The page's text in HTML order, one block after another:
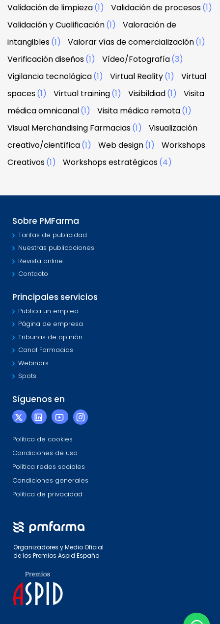
Validación de limpieza(1) Validación de procesos(1)
Validación y Cualificación(1)
Valoración de
intangibles(1) Valorar vías de comercialización(1)
Verificación diseños(1) Vídeo/Fotografía(3)
Vigilancia tecnológica(1) Virtual Reality(1)
Virtual
spaces(1) Virtual training(1) Visibildiad(1)
Visita
médica omnicanal(1) Visita médica remota(1)
Visual Merchandising Farmacias(1)
Visualización
creativo/científica(1) Web design(1)
Workshops
Creativos(1) Workshops estratégicos(4)
Sobre PMFarma
Tarifas de publicidad
Nuestras publicaciones
Revista online
Contacto
Principales servicios
Publica un empleo
Página de empresa
Tribunas de opinión
Canal Farmacias
Webinars
Spots
Síguenos en
Política de cookies
Condiciones de uso
Política redes sociales
Condiciones generales
Política de privacidad
Organizadores y Medio Oficial
de los Premios Aspid España